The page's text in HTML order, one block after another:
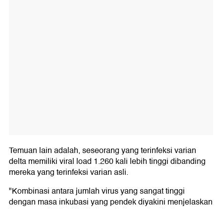
Temuan lain adalah, seseorang yang terinfeksi varian
delta memiliki viral load 1.260 kali lebih tinggi dibanding
mereka yang terinfeksi varian asli.
"Kombinasi antara jumlah virus yang sangat tinggi
dengan masa inkubasi yang pendek diyakini menjelaskan